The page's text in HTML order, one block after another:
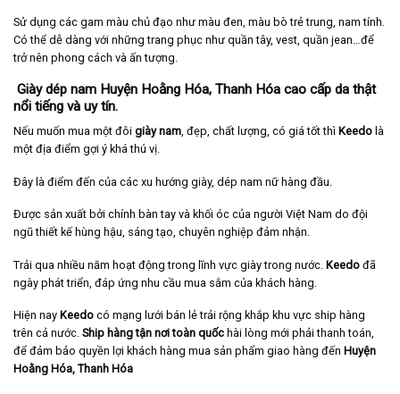
Sử dụng các gam màu chủ đạo như màu đen, màu bò trẻ trung, nam tính.
Có thể dễ dàng với những trang phục như quần tây, vest, quần jean…để
trở nên phong cách và ấn tượng.
Giày dép nam Huyện Hoằng Hóa, Thanh Hóa cao cấp da thật
nổi tiếng và uy tín.
Nếu muốn mua một đôi giày nam , đẹp, chất lượng, có giá tốt thì Keedo là
một địa điểm gợi ý khá thú vị.
Đây là điểm đến của các xu hướng giày, dép nam nữ hàng đầu.
Được sản xuất bởi chính bàn tay và khối óc của người Việt Nam do đội
ngũ thiết kế hùng hậu, sáng tạo, chuyên nghiệp đảm nhận.
Trải qua nhiều năm hoạt động trong lĩnh vực giày trong nước. Keedo đã
ngày phát triển, đáp ứng nhu cầu mua sắm của khách hàng.
Hiện nay Keedo có mạng lưới bán lẻ trải rộng khắp khu vực ship hàng
trên cả nước. Ship hàng tận nơi toàn quốc hài lòng mới phải thanh toán,
để đảm bảo quyền lợi khách hàng mua sản phẩm giao hàng đến Huyện
Hoằng Hóa, Thanh Hóa